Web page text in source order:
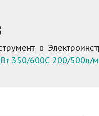
350/600С 200/500л/